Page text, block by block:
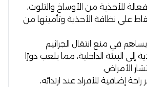
للأحذية من الأوساخ والتلوث،
على نظافة الأحذية وتأمينها من
يساهم في منع انتقال الجراثيم
إلى البيئة الداخلية، مما يلعب دورًا
الأمراض.
إضافية للأفراد عند ارتدائه،